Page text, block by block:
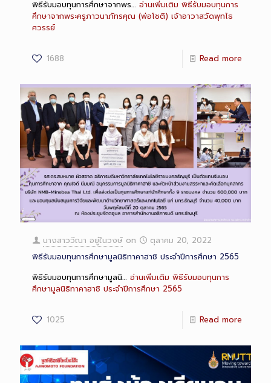
พิธีรับมอบทุนการศึกษาจากพร… อ่านเพิ่มเติม พิธีรับมอบทุนการ
ศึกษาจากพระครูภาวนาภัทรคุณ (พ่อโชติ) เจ้าอาวาสวัดพุทไธ
ศวรรย์
1688 Read more
Long
Description
นางสาววีณา อยู่ในวงษ์ on
ตุลาคม 20, 2022
พิธีรับมอบทุนการศึกษามูลนิธิทาคาฮาชิ ประจำปีการศึกษา 2565
พิธีรับมอบทุนการศึกษามูลนิ… อ่านเพิ่มเติม พิธีรับมอบทุนการ
ศึกษามูลนิธิทาคาฮาชิ ประจำปีการศึกษา 2565
1025 Read more